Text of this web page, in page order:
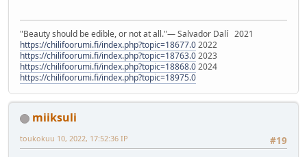
"Beauty should be edible, or not at all."― Salvador Dalí 2021
https://chilifoorumi.fi/index.php?topic=18677.02022
https://chilifoorumi.fi/index.php?topic=18763.02023
https://chilifoorumi.fi/index.php?topic=18868.02024
https://chilifoorumi.fi/index.php?topic=18975.0
miiksuli
#19
toukokuu 10, 2022, 17:52:36 IP